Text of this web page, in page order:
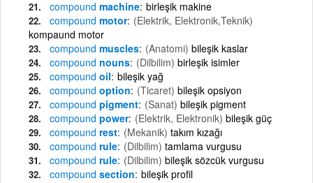
compound machine birleşik makine
compound motor (Elektrik, Elektronik,Teknik)
kompaund motor
compound muscles (Anatomi) bileşik kaslar
compound nouns (Dilbilim) birleşik isimler
compound oil bileşik yağ
compound option (Ticaret) bileşik opsiyon
compound pigment (Sanat) bileşik pigment
compound power (Elektrik, Elektronik) bileşik güç
compound rest (Mekanik) takım kızağı
compound rule (Dilbilim) tamlama vurgusu
compound rule (Dilbilim) bileşik sözcük vurgusu
compound section bileşik profil